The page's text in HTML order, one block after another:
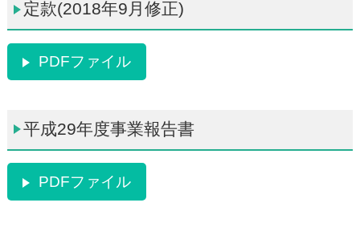
定款(2018年9月修正)
PDFファイル
平成29年度事業報告書
PDFファイル